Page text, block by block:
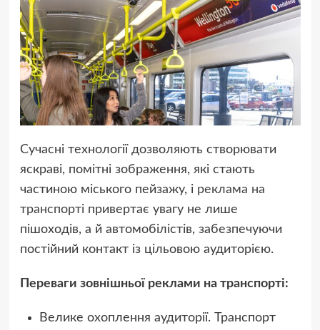
Сучасні технології дозволяють створювати
яскраві, помітні зображення, які стають
частиною міського пейзажу, і реклама на
транспортіпривертає увагу не лише
пішоходів, а й автомобілістів, забезпечуючи
постійний контакт із цільовою аудиторією.
Переваги зовнішньої реклами на транспорті:
Велике охоплення аудиторії. Транспорт